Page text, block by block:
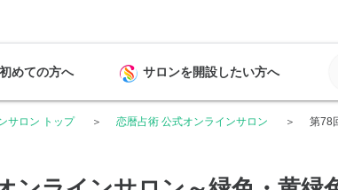
初めての方へ サロンを開設したい方へ
サロン トップ 恋暦占術 公式オンラインサロン 第78